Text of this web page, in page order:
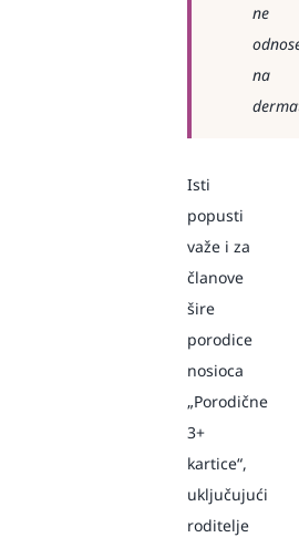
ne
na
Isti
popusti
važe i za
članove
šire
porodice
nosioca
„Porodične
3+
kartice“,
uključujući
roditelje